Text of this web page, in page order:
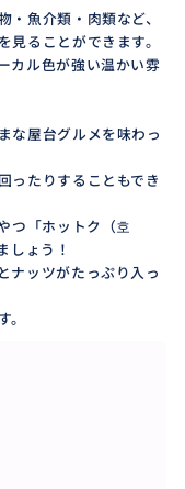
・魚介類・肉類など、
見ることができます。
カル色が強い温かい雰
な屋台グルメを味わっ
ったりすることもでき
つ「ホットク（호
しょう！
ナッツがたっぷり入っ
。